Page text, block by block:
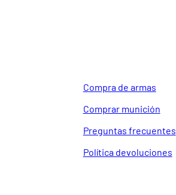
Compra de armas
Comprar munición
Preguntas frecuentes
Política devoluciones